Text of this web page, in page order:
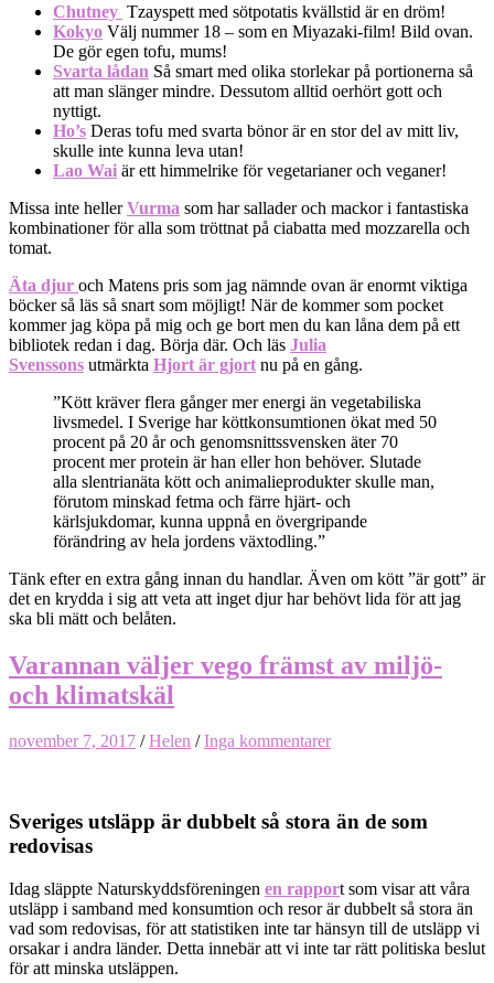
Chutney Tzayspett med sötpotatis kvällstid är en dröm!
Kokyo Välj nummer 18 – som en Miyazaki-film! Bild ovan.
De gör egen tofu, mums!
Svarta lådan Så smart med olika storlekar på portionerna så
att man slänger mindre. Dessutom alltid oerhört gott och
nyttigt.
Ho’s Deras tofu med svarta bönor är en stor del av mitt liv,
skulle inte kunna leva utan!
Lao Wai är ett himmelrike för vegetarianer och veganer!
Missa inte hellerVurma som har sallader och mackor i fantastiska
kombinationer för alla som tröttnat på ciabatta med mozzarella och
tomat.
Äta djur och Matens pris som jag nämnde ovan är enormt viktiga
böcker så läs så snart som möjligt! När de kommer som pocket
kommer jag köpa på mig och ge bort men du kan låna dem på ett
bibliotek redan i dag. Börja där. Och läs Julia
Svenssons utmärkta Hjort är gjort nu på en gång.
”Kött kräver flera gånger mer energi än vegetabiliska
livsmedel. I Sverige har köttkonsumtionen ökat med 50
procent på 20 år och genomsnittssvensken äter 70
procent mer protein är han eller hon behöver. Slutade
alla slentrianäta kött och animalieprodukter skulle man,
förutom minskad fetma och färre hjärt- och
kärlsjukdomar, kunna uppnå en övergripande
förändring av hela jordens växtodling.”
Tänk efter en extra gång innan du handlar. Även om kött ”är gott” är
det en krydda i sig att veta att inget djur har behövt lida för att jag
ska bli mätt och belåten.
Varannan väljer vego främst av miljö-
och klimatskäl
november 7, 2017 /Helen /Inga kommentarer
Sveriges utsläpp är dubbelt så stora än de som
redovisas
Idag släppte Naturskyddsföreningen en rapport som visar att våra
utsläpp i samband med konsumtion och resor är dubbelt så stora än
vad som redovisas, för att statistiken inte tar hänsyn till de utsläpp vi
orsakar i andra länder. Detta innebär att vi inte tar rätt politiska beslut
för att minska utsläppen.